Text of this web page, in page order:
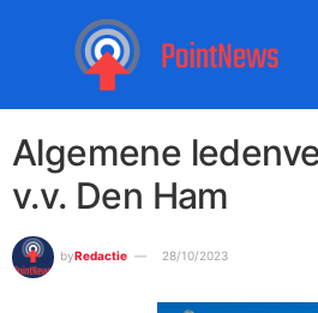
Algemene
v.v. Den Ham
byRedactie 28/10/2023